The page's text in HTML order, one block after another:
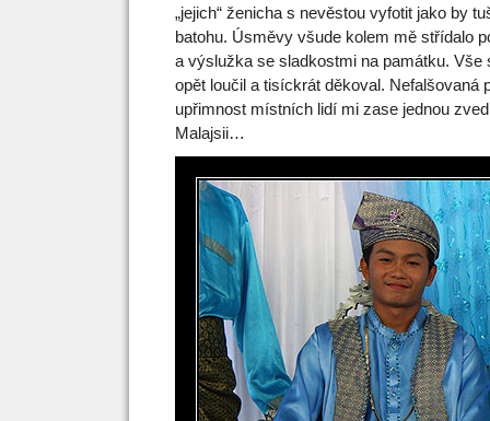
„jejich“ ženicha s nevěstou vyfotit jako by
batohu. Úsměvy všude kolem mě střídalo
a výslužka se sladkostmi na památku. Vše
opět loučil a tisíckrát děkoval. Nefalšovaná
upřimnost místních lidí mi zase jednou
Malajsii…